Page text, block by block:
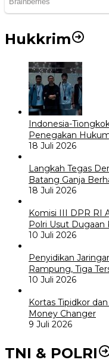
Hukkrim
Indonesia-
Penegakan
18 Juli 2026
Langkah Tegas
Batang Ganja
18 Juli 2026
Komisi III DPR RI
Polri Usut Dugaan
10 Juli 2026
Penyidikan
Rampung, Tiga
10 Juli 2026
Kortas Tipidkor
Money Changer
9 Juli 2026
TNI & POLRI